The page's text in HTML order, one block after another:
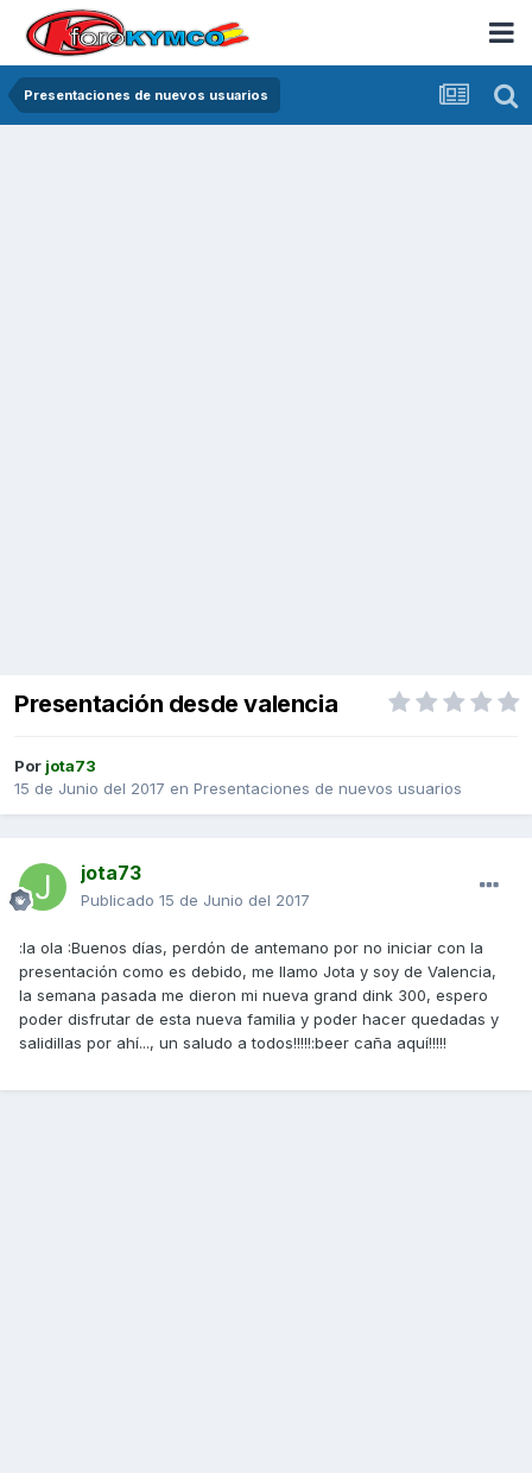
Presentaciones de nuevos usuarios
Presentación desde valencia
Por jota73
15 de Junio del 2017 en Presentaciones de nuevos usuarios
jota73
Publicado 15 de Junio del 2017
:la ola :Buenos días, perdón de antemano por no iniciar con la
presentación como es debido, me llamo Jota y soy de Valencia,
la semana pasada me dieron mi nueva grand dink 300, espero
poder disfrutar de esta nueva familia y poder hacer quedadas y
salidillas por ahí..., un saludo a todos!!!!!:beer caña aquí!!!!!